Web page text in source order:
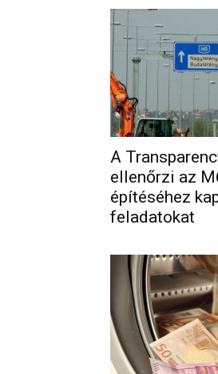
A
ellenőrzi az
építéséhez
feladatokat